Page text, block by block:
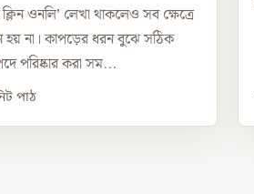
ক্লিন ওনলি’ লেখা থাকলেও সব ক্ষেত্রে
হয় না। কাপড়ের ধরন বুঝে সঠিক
পরিষ্কার করা সম...
পাঠ